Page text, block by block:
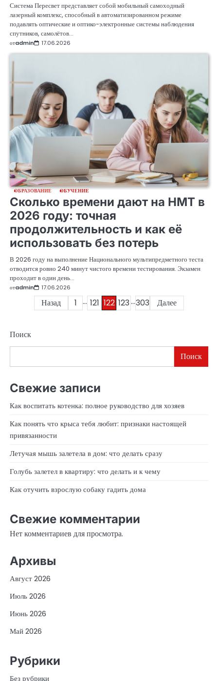
Система Пересвет представляет собой мобильный самоходный
лазерный комплекс, способный в автоматизированном режиме
подавлять оптические и оптико-электронные системы наблюдения
спутников, самолётов…
отadmin 17.06.2026
ОБРАЗОВАНИЕ ОБУЧЕНИЕ
Сколько времени дают на НМТ в
2026 году: точная
продолжительность и как её
использовать без потерь
В 2026 году на выполнение Национального мультипредметного теста
отводится ровно 240 минут чистого времени тестирования. Экзамен
проходит в один день…
отadmin 17.06.2026
Пагинация
Назад 1 … 121 122 123…303 Далее
Поиск
Поиск
Свежие записи
Как воспитать котенка: полное руководство для хозяев
Как понять что крыса тебя любит: признаки настоящей
привязанности
Летучая мышь залетела в дом: что делать сразу
Голубь залетел в квартиру: что делать и к чему
Как отучить взрослую собаку гадить дома
Свежие комментарии
Нет комментариев для просмотра.
Архивы
Август 2026
Июль 2026
Июнь 2026
Май 2026
Рубрики
Без рубрики